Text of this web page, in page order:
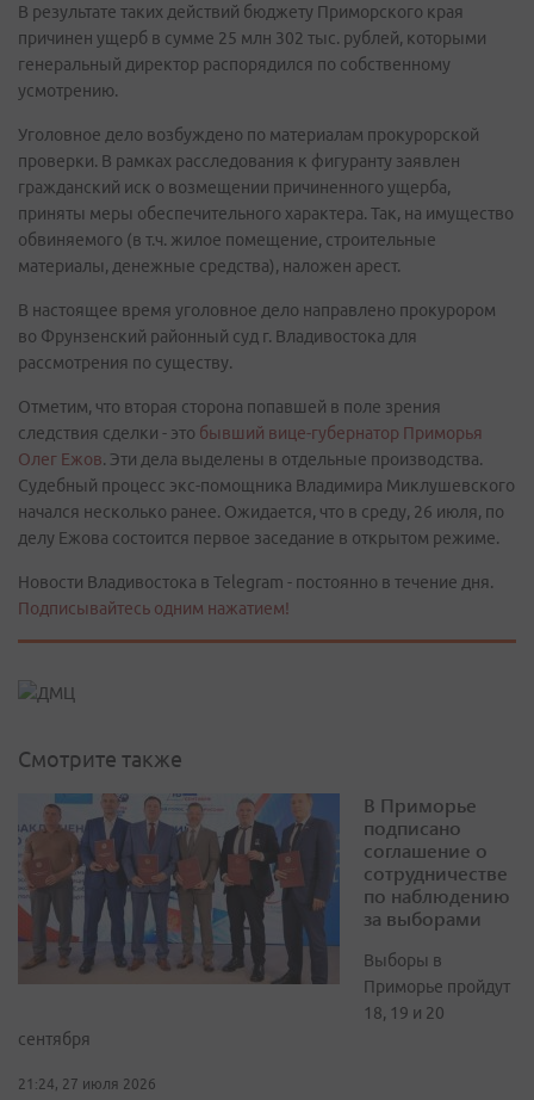
В результате таких действий бюджету Приморского края
причинен ущерб в сумме 25 млн 302 тыс. рублей, которыми
генеральный директор распорядился по собственному
усмотрению.
Уголовное дело возбуждено по материалам прокурорской
проверки. В рамках расследования к фигуранту заявлен
гражданский иск о возмещении причиненного ущерба,
приняты меры обеспечительного характера. Так, на имущество
обвиняемого (в т.ч. жилое помещение, строительные
материалы, денежные средства), наложен арест.
В настоящее время уголовное дело направлено прокурором
во Фрунзенский районный суд г. Владивостока для
рассмотрения по существу.
Отметим, что вторая сторона попавшей в поле зрения
следствия сделки - это бывший вице-губернатор Приморья
Олег Ежов. Эти дела выделены в отдельные производства.
Судебный процесс экс-помощника Владимира Миклушевского
начался несколько ранее. Ожидается, что в среду, 26 июля, по
делу Ежова состоится первое заседание в открытом режиме.
Новости Владивостока в Telegram - постоянно в течение дня.
Подписывайтесь одним нажатием!
Смотрите также
В Приморье
подписано
соглашение о
сотрудничестве
по наблюдению
за выборами
Выборы в
Приморье пройдут
18, 19 и 20
сентября
21:24, 27 июля 2026